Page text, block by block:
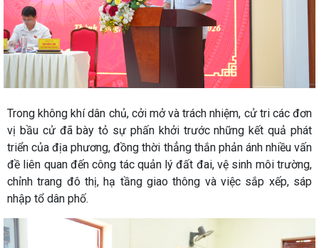
Trong không khí dân chủ, cởi mở và trách nhiệm, cử tri các đơn
vị bầu cử đã bày tỏ sự phấn khởi trước những kết quả phát
triển của địa phương, đồng thời thẳng thắn phản ánh nhiều vấn
đề liên quan đến công tác quản lý đất đai, vệ sinh môi trường,
chỉnh trang đô thị, hạ tầng giao thông và việc sắp xếp, sáp
nhập tổ dân phố.